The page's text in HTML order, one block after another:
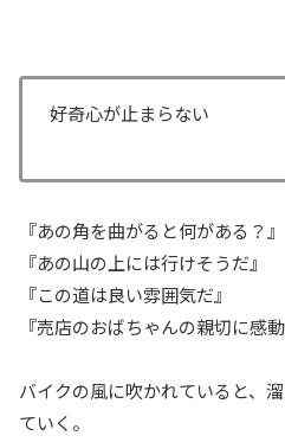
好奇心が止まらない
『あの角を曲がると何がある？』
『あの山の上には行けそうだ』
『この道は良い雰囲気だ』
『売店のおばちゃんの親切に感動
バイクの風に吹かれていると、
ていく。